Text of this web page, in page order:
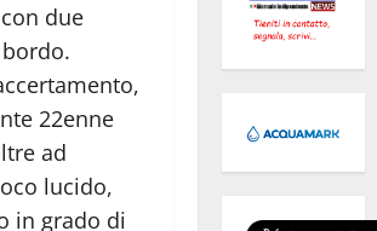
due
22enne
ad
lucido,
in grado di